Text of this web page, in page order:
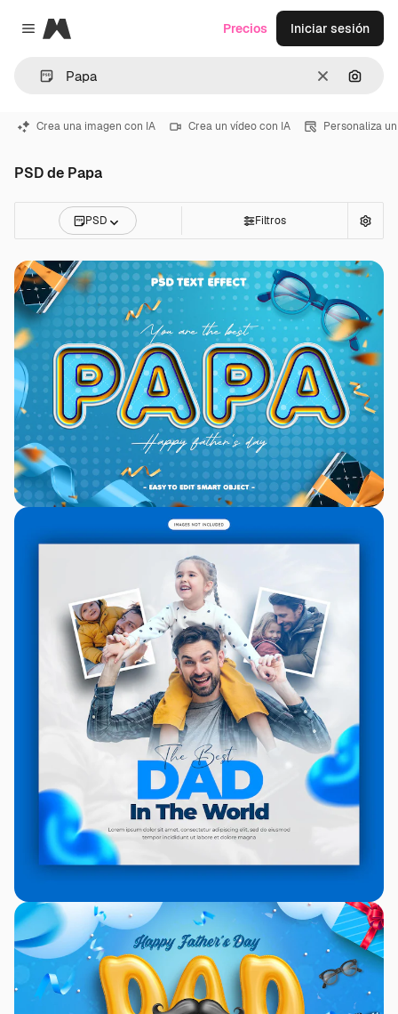
Close menu
Magnific
Borrar
Precios Iniciar sesión
Crea una imagen con IA Crea un vídeo con IA Personaliza
PSD de Papa
PSD Filtros